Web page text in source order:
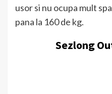
usor si nu ocupa mult
pana la 160 de kg.
Sezlong